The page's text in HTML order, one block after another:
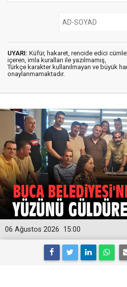
UYARI: Küfür, hakaret, rencide edici
içeren, imla kuralları ile yazılmamış,
Türkçe karakter kullanılmayan ve büyük
onaylanmamaktadır.
15:00
06 Ağustos 2026